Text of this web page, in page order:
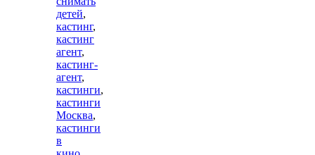
детей,
кастинг,
кастинг
агент,
кастинг-
агент,
кастинги,
кастинги
Москва,
кастинги
в